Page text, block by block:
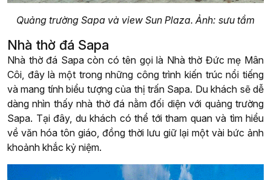
Quảng trường Sapa và view Sun Plaza. Ảnh: sưu tầm
Nhà thờ đá Sapa
Nhà thờ đá Sapa còn có tên gọi là Nhà thờ Đức mẹ Mân
Côi, đây là một trong những công trình kiến trúc nổi tiếng
và mang tính biểu tượng của thị trấn Sapa. Du khách sẽ dễ
dàng nhìn thấy nhà thờ đá nằm đối diện với quảng trường
Sapa. Tại đây, du khách có thể tới tham quan và tìm hiểu
về văn hóa tôn giáo, đồng thời lưu giữ lại một vài bức ảnh
khoảnh khắc kỷ niệm.